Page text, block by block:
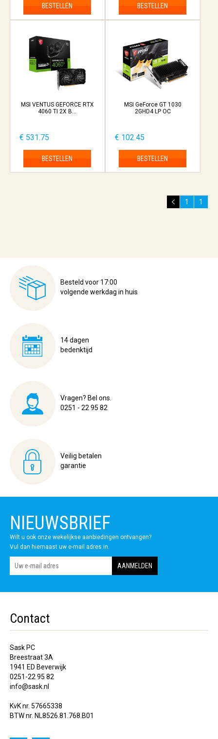
BESTELLEN BESTELLEN
MSI VENTUS GEFORCE RTX
4060 TI 2X B...
€ 531.75
BESTELLEN
MSI GeForce GT 1030
2GHD4 LP OC
€ 102.45
BESTELLEN
1 1
Besteld voor 17:00
volgende werkdag in huis
14 dagen
bedenktijd
Vragen? Bel ons.
0251 - 22 95 82
Veilig betalen
garantie
NIEUWSBRIEF
Wilt u ook onze wekelijkse aanbiedingen ontvangen?
Vul dan hiernaast uw e-mail adres in.
Contact
Sask PC
Breestraat 3A
1941 ED Beverwijk
0251-22 95 82
info@sask.nl
KvK nr. 57665338
BTW nr. NL8526.81.768.B01